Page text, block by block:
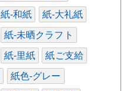
紙-和紙 紙-大礼紙
紙-未晒クラフト
紙-里紙 紙ご支給
紙色-グレー